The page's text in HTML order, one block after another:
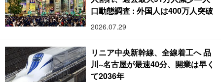
口動態調査 : 外国人は400万人突破
2026.07.29
リニア中央新幹線、全線着工へ 品
川~名古屋が最速40分、開業は早く
て2036年